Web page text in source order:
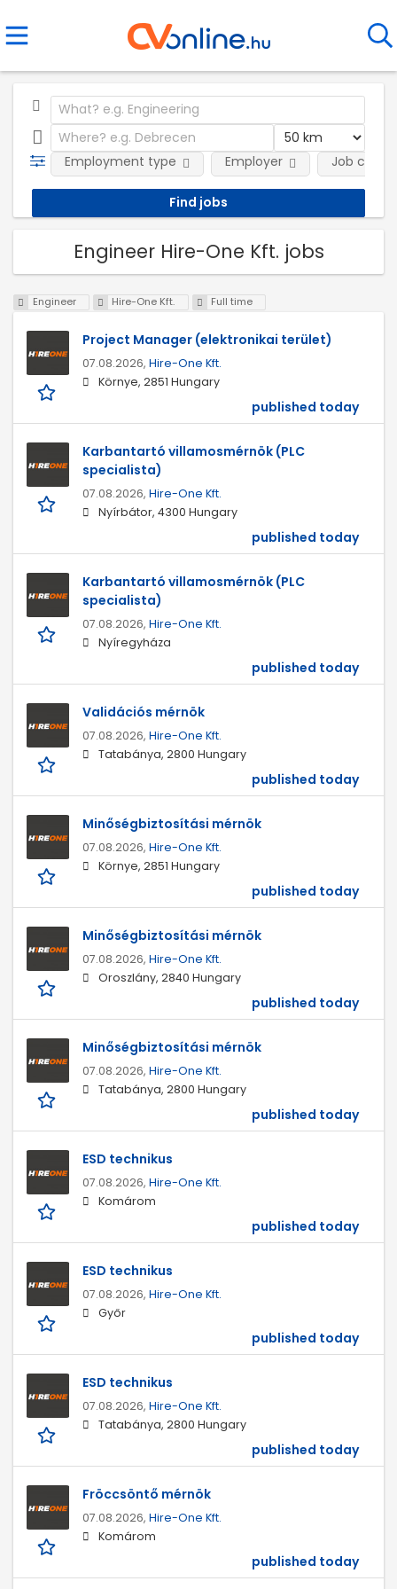
Employment type Employer Job
Engineer Hire-One Kft. jobs
Engineer Hire-One Kft. Full time
Project Manager (elektronikai terület)
07.08.2026, Hire-One Kft.
Környe, 2851 Hungary
published today
Karbantartó villamosmérnök (PLC
specialista)
07.08.2026, Hire-One Kft.
Nyírbátor, 4300 Hungary
published today
Karbantartó villamosmérnök (PLC
specialista)
07.08.2026, Hire-One Kft.
Nyíregyháza
published today
Validációs mérnök
07.08.2026, Hire-One Kft.
Tatabánya, 2800 Hungary
published today
Minőségbiztosítási mérnök
07.08.2026, Hire-One Kft.
Környe, 2851 Hungary
published today
Minőségbiztosítási mérnök
07.08.2026, Hire-One Kft.
Oroszlány, 2840 Hungary
published today
Minőségbiztosítási mérnök
07.08.2026, Hire-One Kft.
Tatabánya, 2800 Hungary
published today
ESD technikus
07.08.2026, Hire-One Kft.
Komárom
published today
ESD technikus
07.08.2026, Hire-One Kft.
Győr
published today
ESD technikus
07.08.2026, Hire-One Kft.
Tatabánya, 2800 Hungary
published today
Fröccsöntő mérnök
07.08.2026, Hire-One Kft.
Komárom
published today